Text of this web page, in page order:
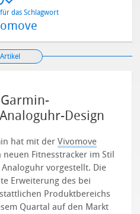
das Schlagwort
Design
hat mit derVivomove
neuen Fitnesstracker im Stil
vorgestellt. Die
Erweiterung des bei
Produktbereichs
Quartal auf den Markt